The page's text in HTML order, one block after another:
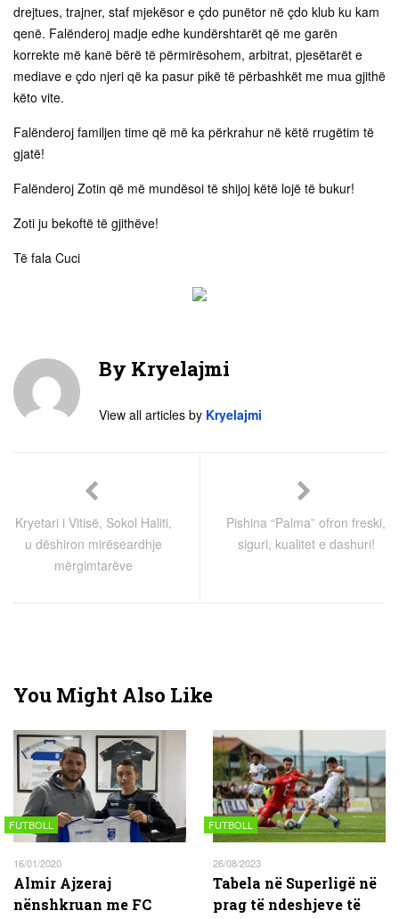
drejtues, trajner, staf mjekësor e çdo punëtor në çdo klub ku kam
qenë. Falënderoj madje edhe kundërshtarët që me garën
korrekte më kanë bërë të përmirësohem, arbitrat, pjesëtarët e
mediave e çdo njeri që ka pasur pikë të përbashkët me mua gjithë
këto vite.
Falënderoj familjen time që më ka përkrahur në këtë rrugëtim të
gjatë!
Falënderoj Zotin që më mundësoi të shijoj këtë lojë të bukur!
Zoti ju bekoftë të gjithëve!
Të fala Cuci
By Kryelajmi
View all articles by Kryelajmi
Kryetari i Vitisë, Sokol Haliti,
u dëshiron mirëseardhje
mërgimtarëve
Pishina “Palma” ofron freski,
siguri, kualitet e dashuri!
You Might Also Like
FUTBOLL
16/01/2020
Almir Ajzeraj
nënshkruan me FC
FUTBOLL
26/08/2023
Tabela në Superligë në
prag të ndeshjeve të